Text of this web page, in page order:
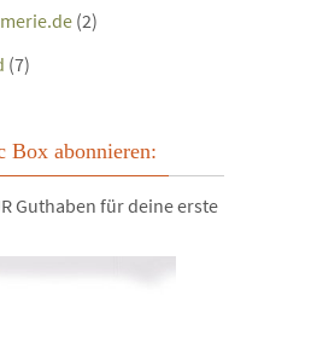
(2)
(7)
Box abonnieren:
Guthaben für deine erste